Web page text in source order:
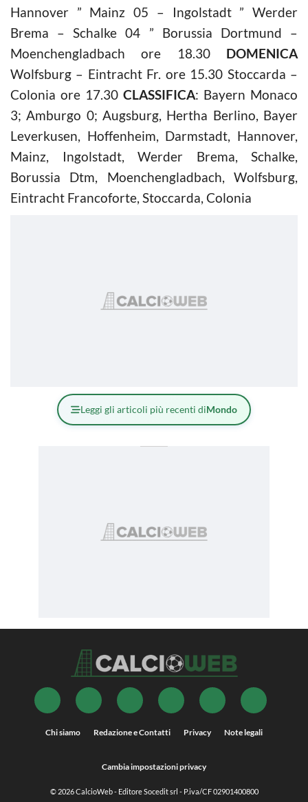
Hannover ” Mainz 05 – Ingolstadt ” Werder
Brema – Schalke 04 ” Borussia Dortmund –
Moenchengladbach ore 18.30 DOMENICA
Wolfsburg – Eintracht Fr. ore 15.30 Stoccarda –
Colonia ore 17.30 CLASSIFICA: Bayern Monaco
3; Amburgo 0; Augsburg, Hertha Berlino, Bayer
Leverkusen, Hoffenheim, Darmstadt, Hannover,
Mainz, Ingolstadt, Werder Brema, Schalke,
Borussia Dtm, Moenchengladbach, Wolfsburg,
Eintracht Francoforte, Stoccarda, Colonia
Leggi gli articoli più recenti diMondo
Chi siamo Redazione e Contatti Privacy Note legali
Cambia impostazioni privacy
© 2026CalcioWeb- Editore Socedit srl - P.iva/CF 02901400800